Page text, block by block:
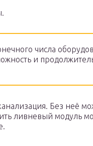
числа
и
Без неё
ливневый модуль